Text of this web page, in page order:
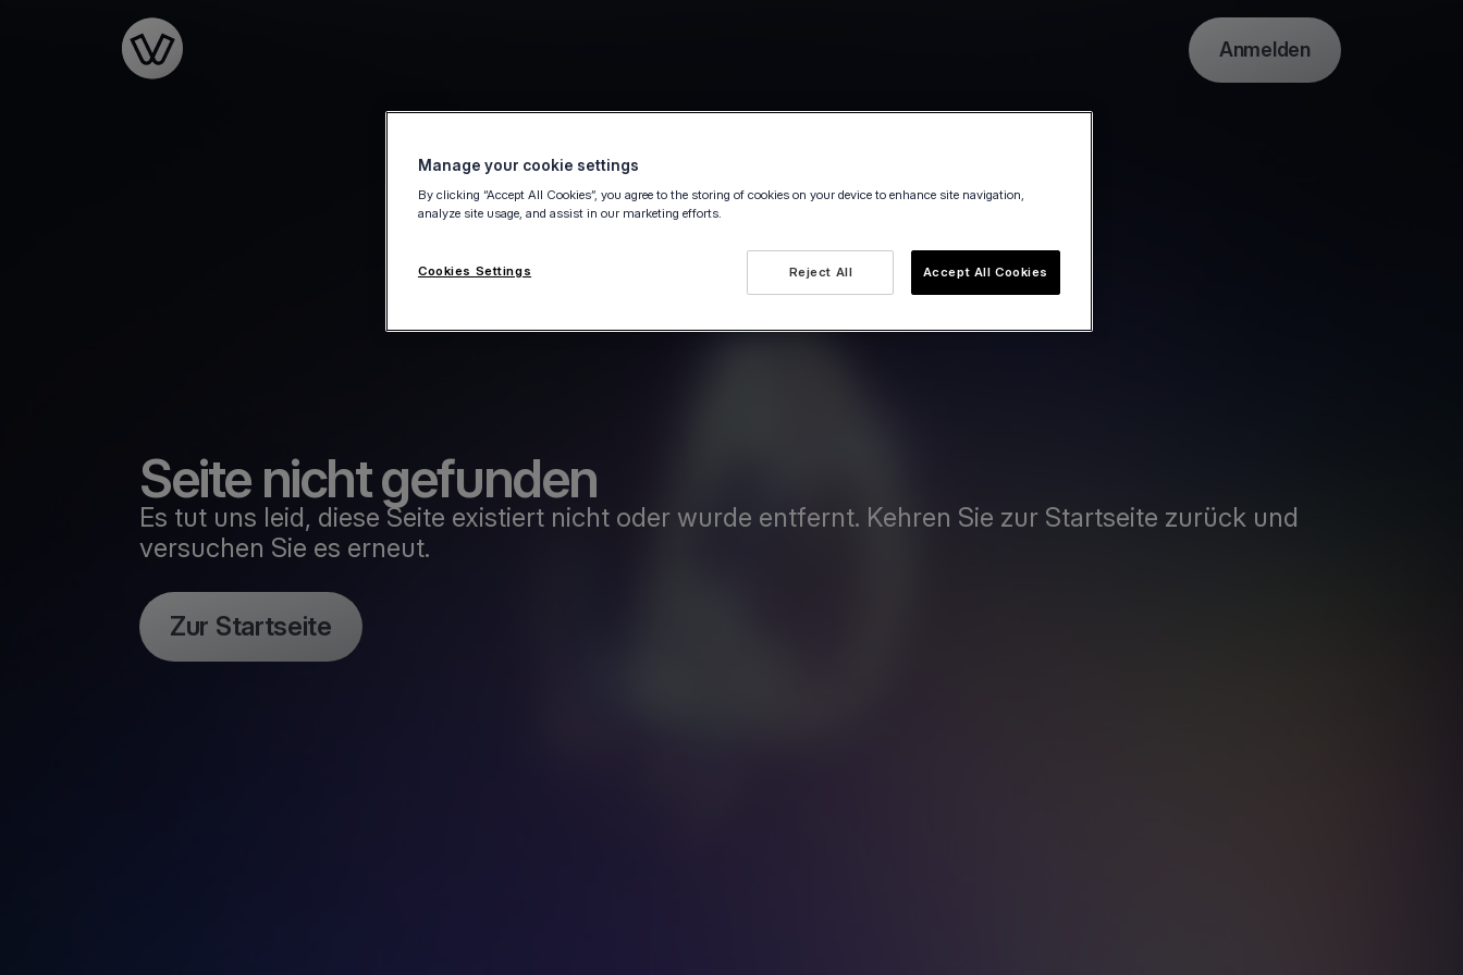
Anmelden
Seite nicht gefunden
Es tut uns leid, diese Seite existiert nicht oder wurde entfernt. Kehren Sie zur Startseite zurück und
versuchen Sie es erneut.
Zur Startseite
Manage your cookie settings
By clicking “Accept All Cookies”, you agree to the storing of cookies on your device to enhance site navigation,
analyze site usage, and assist in our marketing efforts.
Reject All Accept All Cookies
Cookies Settings